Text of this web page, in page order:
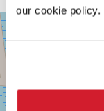
our cookie policy.
PALABIENNALE
VIA
SANDRO
86
30126
LIDO